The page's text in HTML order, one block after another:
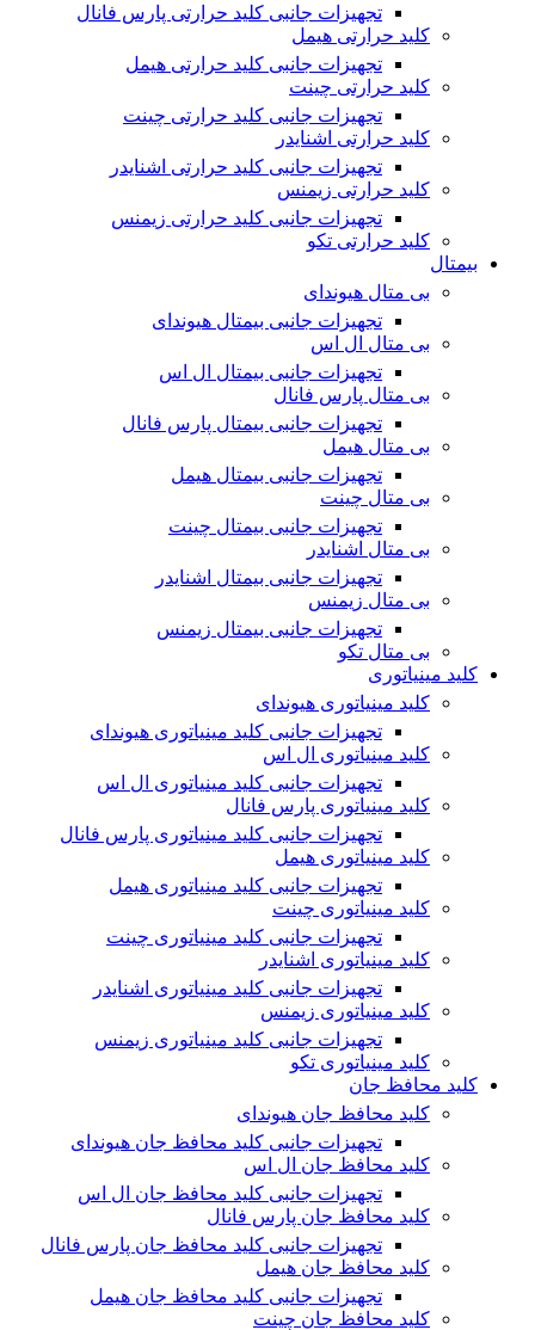
تجهیزات جانبی کلید حرارتی پارس فانال
کلید حرارتی هیمل
تجهیزات جانبی کلید حرارتی هیمل
کلید حرارتی چینت
تجهیزات جانبی کلید حرارتی چینت
کلید حرارتی اشنایدر
تجهیزات جانبی کلید حرارتی اشنایدر
کلید حرارتی زیمنس
تجهیزات جانبی کلید حرارتی زیمنس
کلید حرارتی تکو
بیمتال
بی متال هیوندای
تجهیزات جانبی بیمتال هیوندای
بی متال ال اس
تجهیزات جانبی بیمتال ال اس
بی متال پارس فانال
تجهیزات جانبی بیمتال پارس فانال
بی متال هیمل
تجهیزات جانبی بیمتال هیمل
بی متال چینت
تجهیزات جانبی بیمتال چینت
بی متال اشنایدر
تجهیزات جانبی بیمتال اشنایدر
بی متال زیمنس
تجهیزات جانبی بیمتال زیمنس
بی متال تکو
کلید مینیاتوری
کلید مینیاتوری هیوندای
تجهیزات جانبی کلید مینیاتوری هیوندای
کلید مینیاتوری ال اس
تجهیزات جانبی کلید مینیاتوری ال اس
کلید مینیاتوری پارس فانال
تجهیزات جانبی کلید مینیاتوری پارس فانال
کلید مینیاتوری هیمل
تجهیزات جانبی کلید مینیاتوری هیمل
کلید مینیاتوری چینت
تجهیزات جانبی کلید مینیاتوری چینت
کلید مینیاتوری اشنایدر
تجهیزات جانبی کلید مینیاتوری اشنایدر
کلید مینیاتوری زیمنس
تجهیزات جانبی کلید مینیاتوری زیمنس
کلید مینیاتوری تکو
کلید محافظ جان
کلید محافظ جان هیوندای
تجهیزات جانبی کلید محافظ جان هیوندای
کلید محافظ جان ال اس
تجهیزات جانبی کلید محافظ جان ال اس
کلید محافظ جان پارس فانال
تجهیزات جانبی کلید محافظ جان پارس فانال
کلید محافظ جان هیمل
تجهیزات جانبی کلید محافظ جان هیمل
کلید محافظ جان چینت